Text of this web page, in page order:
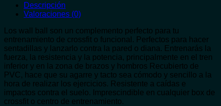
Descripción
Valoraciones (0)
Los wall ball son un complemento perfecto para tu
entrenamiento de crossfit o funcional. Perfectos para hacer
sentadillas y lanzarlo contra la pared o diana. Entrenarás la
fuerza, la resistencia y la potencia, principalmente en el tren
inferior y en la zona de brazos y hombros Recubierto de
PVC, hace que su agarre y tacto sea cómodo y sencillo a la
hora de realizar los ejercicios. Resistente a caídas e
impactos contra el suelo. Imprescindible en cualquier box de
crossfit o centro de entrenamiento.